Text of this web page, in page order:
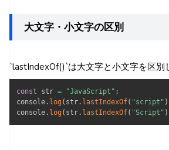
大文字・小文字の区別
`lastIndexOf()`は大文字と小文字を区別
const str = "JavaScript" ;
console . log ( str . lastIndexOf( "script" )
console . log ( str . lastIndexOf( "Script" )